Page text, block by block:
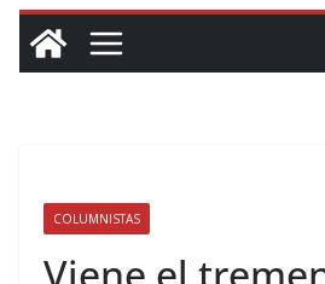
COLUMNISTAS